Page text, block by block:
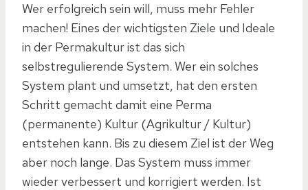
Wer erfolgreich sein will, muss mehr Fehler
machen! Eines der wichtigsten Ziele und Ideale
in der Permakultur ist das sich
selbstregulierende System. Wer ein solches
System plant und umsetzt, hat den ersten
Schritt gemacht damit eine Perma
(permanente) Kultur (Agrikultur / Kultur)
entstehen kann. Bis zu diesem Ziel ist der Weg
aber noch lange. Das System muss immer
wieder verbessert und korrigiert werden. Ist